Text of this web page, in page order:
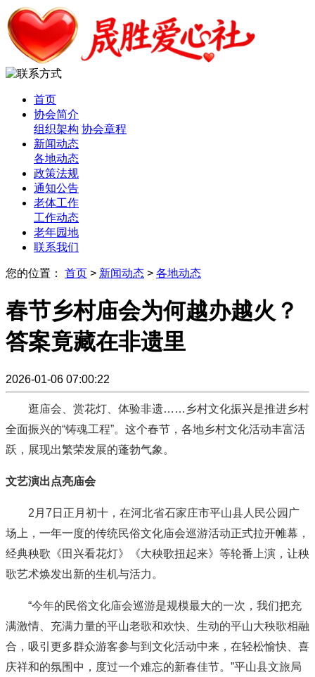
首页
协会简介
组织架构 协会章程
新闻动态
各地动态
政策法规
通知公告
老体工作
工作动态
老年园地
联系我们
您的位置： 首页 > 新闻动态 > 各地动态
春节乡村庙会为何越办越火？
答案竟藏在非遗里
2026-01-06 07:00:22
逛庙会、赏花灯、体验非遗……乡村文化振兴是推进乡村
全面振兴的“铸魂工程”。这个春节，各地乡村文化活动丰富活
跃，展现出繁荣发展的蓬勃气象。
文艺演出点亮庙会
2月7日正月初十，在河北省石家庄市平山县人民公园广
场上，一年一度的传统民俗文化庙会巡游活动正式拉开帷幕，
经典秧歌《田兴看花灯》《大秧歌扭起来》等轮番上演，让秧
歌艺术焕发出新的生机与活力。
“今年的民俗文化庙会巡游是规模最大的一次，我们把充
满激情、充满力量的平山老歌和欢快、生动的平山大秧歌相融
合，吸引更多群众游客参与到文化活动中来，在轻松愉快、喜
庆祥和的氛围中，度过一个难忘的新春佳节。”平山县文旅局